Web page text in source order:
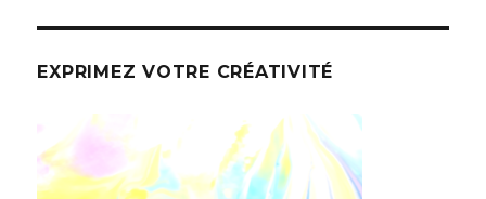
EXPRIMEZ VOTRE CRÉATIVITÉ